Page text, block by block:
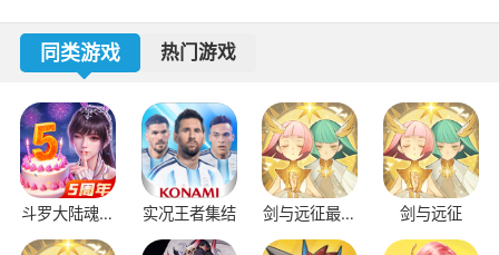
同类游戏 热门游戏
斗罗大陆魂师
对决37官服
实况王者集结
剑与远征最新
版
剑与远征